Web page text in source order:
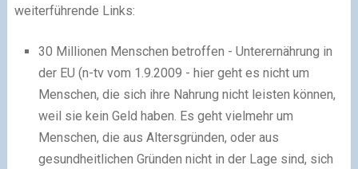
weiterführende Links:
30 Millionen Menschen betroffen - Unterernährung in
der EU (n-tv vom 1.9.2009 - hier geht es nicht um
Menschen, die sich ihre Nahrung nicht leisten können,
weil sie kein Geld haben. Es geht vielmehr um
Menschen, die aus Altersgründen, oder aus
gesundheitlichen Gründen nicht in der Lage sind, sich